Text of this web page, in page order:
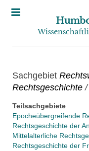
Sachgebiet
Rechtsgeschichte /
Teilsachgebiete
Epocheübergreifende
Rechtsgeschichte der
Mittelalterliche
Rechtsgeschichte der